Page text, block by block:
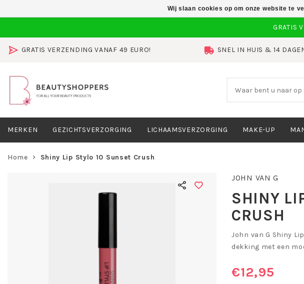
GRATIS VERZENDING VANAF 49 EURO! SNEL IN HUIS & 14
MERKEN GEZICHTSVERZORGING LICHAAMSVERZORGING MAKE-UP
Home Shiny Lip Stylo 10 Sunset Crush
JOHN VAN G
SHINY
CRUSH
John van G Shiny
dekking met een
€12,95
Wij slaan cookies op om onze website te